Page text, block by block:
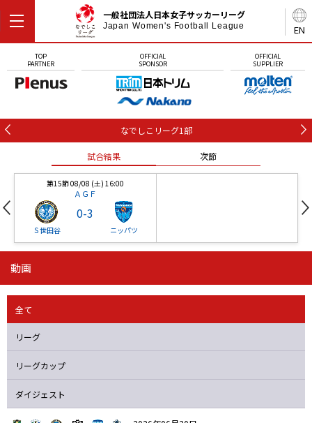
EN
一般社団法人日本女子サッカーリーグ
Japan Women's Football League
TOP
PARTNER
OFFICIAL
SPONSOR
OFFICIAL
SUPPLIER
なでしこリーグ1部
試合結果 次節
第15節 08/08 (土) 16:00
ＡＧＦ
Ｓ世田谷
0-3
ニッパツ
ニッパツ
ニッパツ 名古屋
石人の星
静岡 愛媛Ｌ
動画
全て
リーグ
リーグカップ
ダイジェスト